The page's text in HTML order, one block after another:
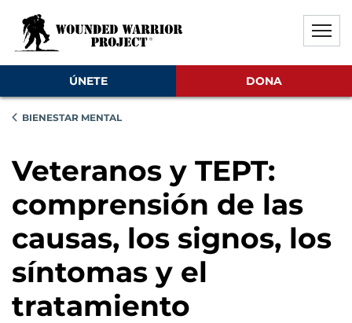
ÚNETE DONA
BIENESTAR MENTAL
Veteranos y TEPT:
comprensión de las
causas, los signos, los
síntomas y el
tratamiento